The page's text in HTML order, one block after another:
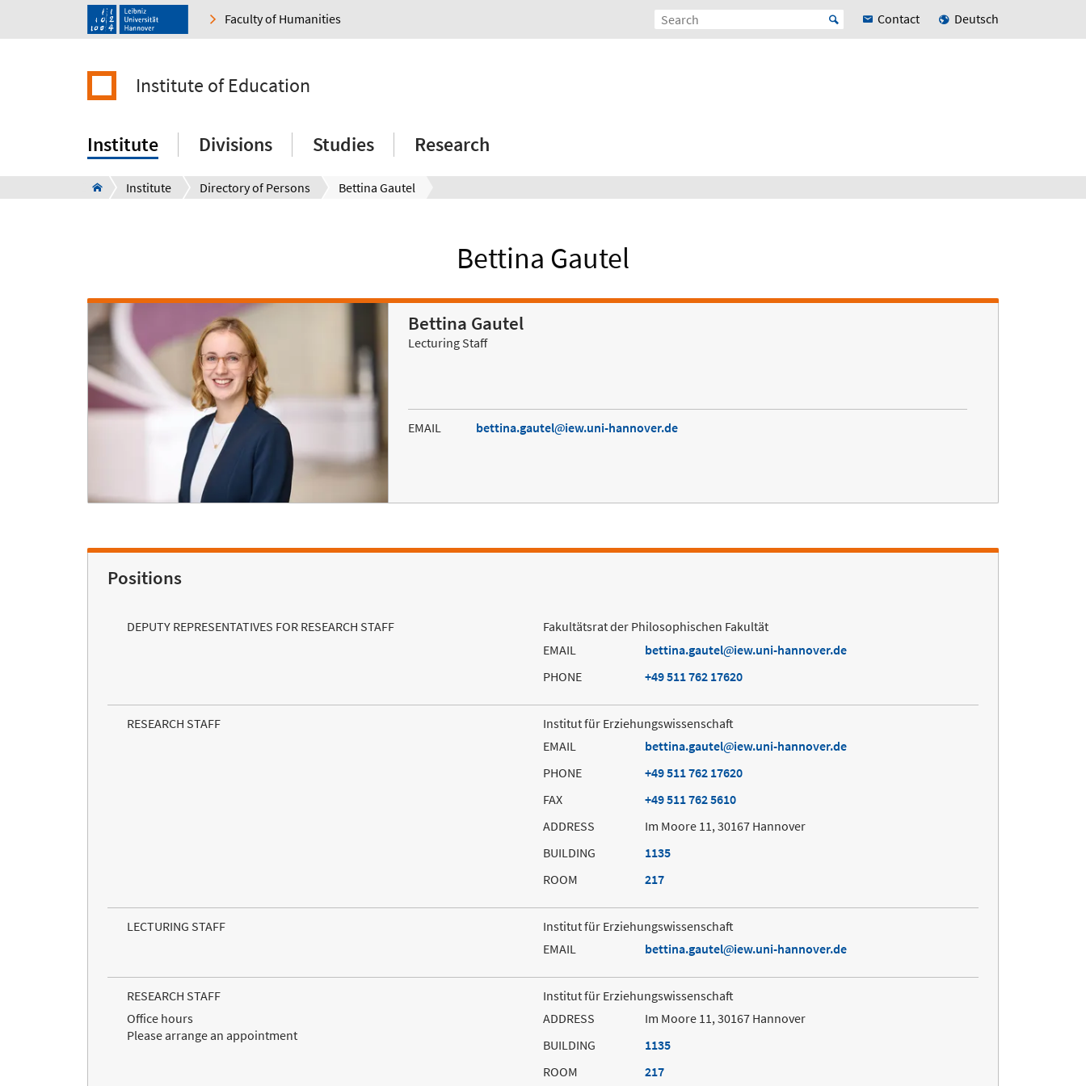
Faculty of Humanities Contact Deutsch
Institute of Education
Institute Divisions Studies Research
Institute Directory of Persons Bettina Gautel
Bettina Gautel
Bettina Gautel
Lecturing Staff
EMAIL bettina.gautel iew.uni-hannover.de
Positions
DEPUTY REPRESENTATIVES FOR RESEARCH STAFF
Fakultätsrat der Philosophischen Fakultät
EMAIL
bettina.gautel
iew.uni-hannover.de
PHONE
+49 511 762 17620
RESEARCH STAFF
Institut für Erziehungswissenschaft
EMAIL
bettina.gautel
iew.uni-hannover.de
PHONE
+49 511 762 17620
FAX
+49 511 762 5610
ADDRESS
Im Moore 11, 30167 Hannover
BUILDING
1135
ROOM
217
LECTURING STAFF
Institut für Erziehungswissenschaft
EMAIL
bettina.gautel iew.uni-hannover.de
RESEARCH STAFF
Office hours
Please arrange an appointment
Institut für Erziehungswissenschaft
ADDRESS
Im Moore 11, 30167 Hannover
BUILDING
1135
ROOM
217